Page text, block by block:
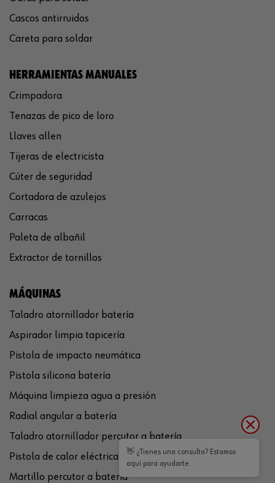
Cascos antirruidos
Careta para soldar
HERRAMIENTAS MANUALES
Crimpadora
Tenazas de pico de loro
Llaves allen
Tijeras de electricista
Cúter de seguridad
Cortadora de azulejos
Carracas
Paleta de albañil
Extractor de tornillos
MÁQUINAS
Taladro atornillador batería
Aspirador limpia tapicería
Pistola de impacto neumática
Pistola silicona batería
Máquina limpieza agua a presión
Radial angular a batería
Taladro atornillador percutor a batería
Pistola de calor eléctrica
Martillo percutor a batería
👋 ¿Tienes una consulta? Estamos
aquí para ayudarte.